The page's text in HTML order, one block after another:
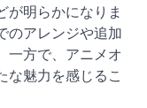
が明らかになりま
のアレンジや追加
一方で、アニメオ
な魅力を感じるこ